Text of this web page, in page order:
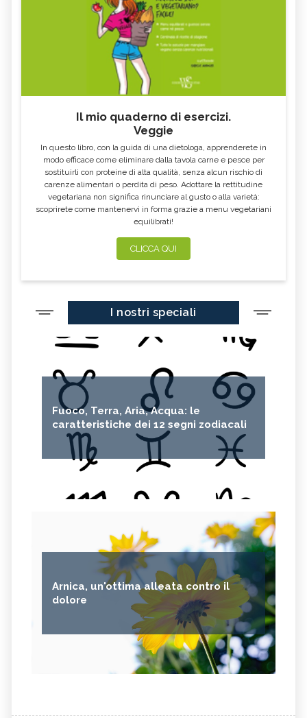
Il mio quaderno di esercizi.
Veggie
In questo libro, con la guida di una dietologa, apprenderete in
modo efficace come eliminare dalla tavola carne e pesce per
sostituirli con proteine di alta qualità, senza alcun rischio di
carenze alimentari o perdita di peso. Adottare la rettitudine
vegetariana non significa rinunciare al gusto o alla varietà:
scoprirete come mantenervi in forma grazie a menu vegetariani
equilibrati!
CLICCA QUI
I nostri speciali
Fuoco, Terra, Aria, Acqua: le
caratteristiche dei 12 segni zodiacali
Arnica, un'ottima alleata contro il
dolore